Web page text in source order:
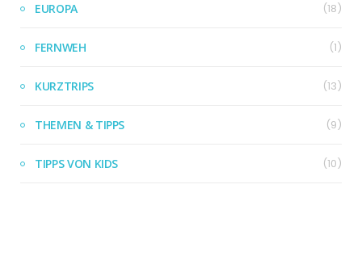
EUROPA (18)
FERNWEH (1)
KURZTRIPS (13)
THEMEN & TIPPS (9)
TIPPS VON KIDS (10)